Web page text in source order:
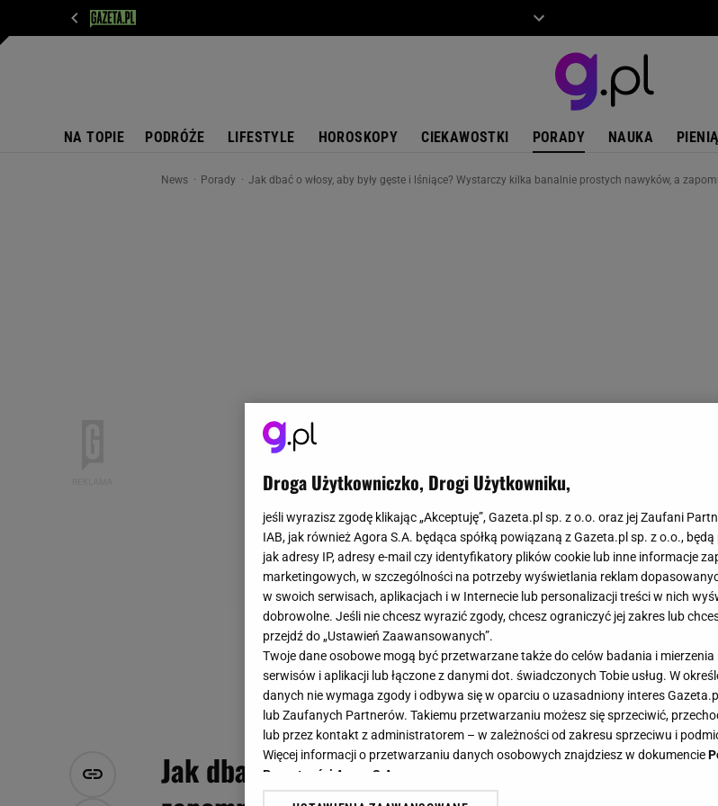
NA TOPIE PODRÓŻE LIFESTYLE HOROSKOPY CIEKAWOSTKI PORADY NAUKA
News Porady Jak dbać o włosy, aby były gęste i lśniące? Wystarczy kilka banalnie prostych nawyków, a
Jak dbać o włosy? Wystarczy kilka prostych
Droga Użytkowniczko, Drogi Użytkowniku,
jeśli wyrazisz zgodę klikając „Akceptuję”, Gazeta.pl sp. z o.o. oraz jej Zaufani
IAB, jak również Agora S.A. będąca spółką powiązaną z Gazeta.pl sp. z o.o.,
jak adresy IP, adresy e-mail czy identyfikatory plików cookie lub inne informacje
marketingowych, w szczególności na potrzeby wyświetlania reklam
w swoich serwisach, aplikacjach i w Internecie lub personalizacji treści w nich
dobrowolne. Jeśli nie chcesz wyrazić zgody, chcesz ograniczyć jej zakres lub
przejdź do „Ustawień Zaawansowanych”.
Twoje dane osobowe mogą być przetwarzane także do celów badania i
serwisów i aplikacji lub łączone z danymi dot. świadczonych Tobie usług. W
danych nie wymaga zgody i odbywa się w oparciu o uzasadniony interes
lub Zaufanych Partnerów. Takiemu przetwarzaniu możesz się sprzeciwić,
lub przez kontakt z administratorem – w zależności od zakresu sprzeciwu i
Więcej informacji o przetwarzaniu danych osobowych znajdziesz w dokumencie
Prywatności Agora S.A.